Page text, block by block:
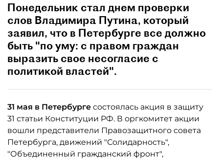
Понедельник стал днем проверки
слов Владимира Путина, который
заявил, что в Петербурге все должно
быть "по уму: с правом граждан
выразить свое несогласие с
политикой властей".
31 мая в Петербурге состоялась акция в защиту
31 статьи Конституции РФ. В оргкомитет акции
вошли представители Правозащитного совета
Петербурга, движений "Солидарность",
"Объединенный гражданский фронт",